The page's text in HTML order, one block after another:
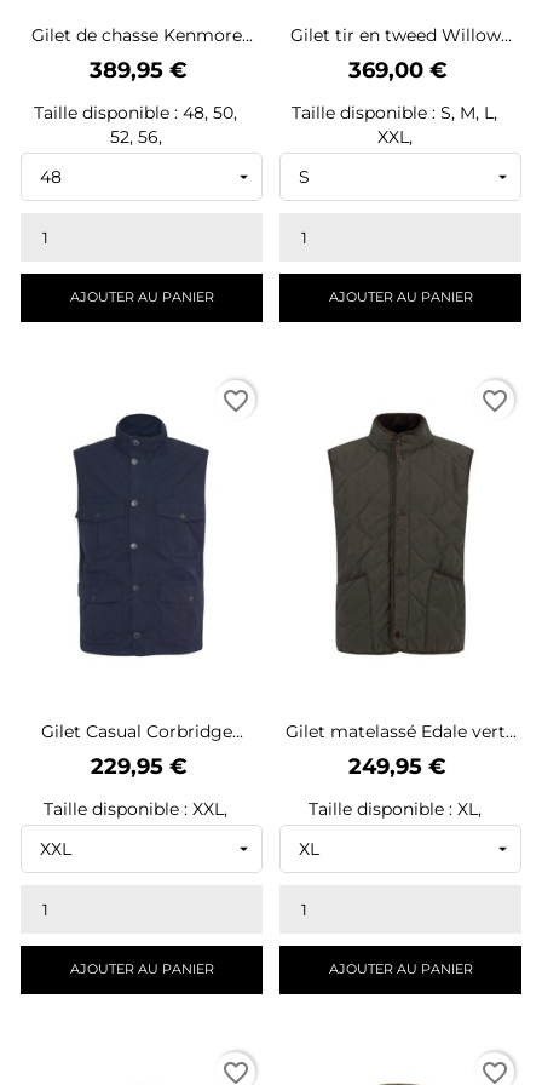
Gilet de chasse Kenmore...
Prix
389,95 €
Taille disponible : 48, 50,
52, 56,
AJOUTER AU PANIER
Gilet tir en tweed Willow...
Prix
369,00 €
Taille disponible : S, M, L,
XXL,
AJOUTER AU PANIER
Gilet Casual Corbridge...
Prix
229,95 €
Taille disponible : XXL,
AJOUTER AU PANIER
favorite_border
Gilet matelassé Edale vert...
Prix
249,95 €
Taille disponible : XL,
AJOUTER AU PANIER
favorite_border
favorite_border favorite_border